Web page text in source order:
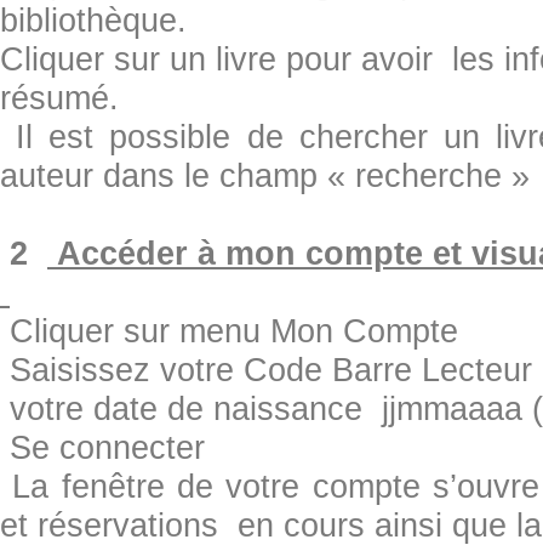
bibliothèque.
Cliquer sur un livre pour avoir les
résumé.
Il est possible de chercher un
auteur dans le champ « recherche »
2 Accéder à mon compte et
Cliquer sur menu Mon Compte
Saisissez votre Code Barre Lecteur
votre date de naissance jjmmaaaa
Se connecter
La fenêtre de votre compte
et réservations en cours ainsi que